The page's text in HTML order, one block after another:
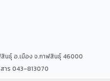
นธุ์ อ.เมือง จ.กาฬสินธุ์ 46000
าร 043-813070